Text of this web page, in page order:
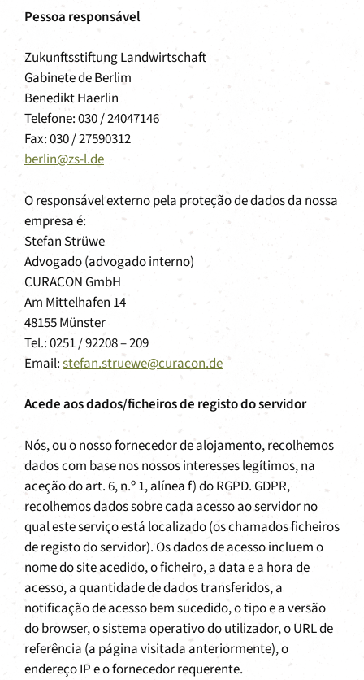
Pessoa responsável
Zukunftsstiftung Landwirtschaft
Gabinete de Berlim
Benedikt Haerlin
Telefone: 030 / 24047146
Fax: 030 / 27590312
berlin@zs-l.de
O responsável externo pela proteção de dados da nossa
empresa é:
Stefan Strüwe
Advogado (advogado interno)
CURACON GmbH
Am Mittelhafen 14
48155 Münster
Tel.: 0251 / 92208 – 209
Email:stefan.struewe@curacon.de
Acede aos dados/ficheiros de registo do servidor
Nós, ou o nosso fornecedor de alojamento, recolhemos
dados com base nos nossos interesses legítimos, na
aceção do art. 6, n.º 1, alínea f) do RGPD. GDPR,
recolhemos dados sobre cada acesso ao servidor no
qual este serviço está localizado (os chamados ficheiros
de registo do servidor). Os dados de acesso incluem o
nome do site acedido, o ficheiro, a data e a hora de
acesso, a quantidade de dados transferidos, a
notificação de acesso bem sucedido, o tipo e a versão
do browser, o sistema operativo do utilizador, o URL de
referência (a página visitada anteriormente), o
endereço IP e o fornecedor requerente.